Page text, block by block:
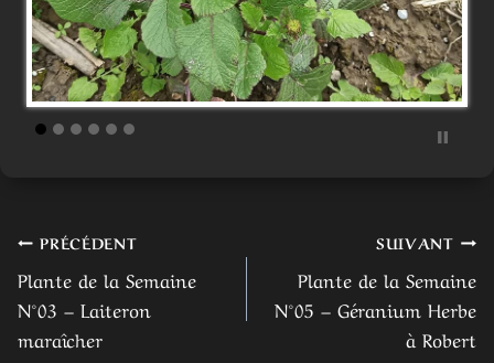
Navigation
de
l’article
PRÉCÉDENT
Plante de la Semaine
N°03 – Laiteron
maraîcher
SUIVANT
Plante de la Semaine
N°05 – Géranium Herbe
à Robert